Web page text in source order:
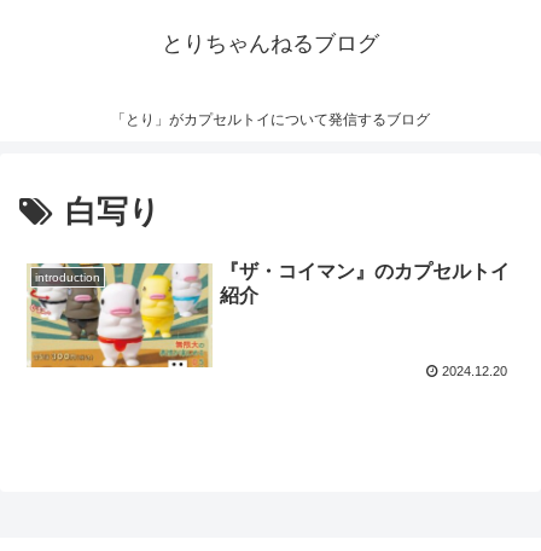
とりちゃんねるブログ
「とり」がカプセルトイについて発信するブログ
白写り
introduction
『ザ・コイマン』のカプセルトイ
紹介
2024.12.20